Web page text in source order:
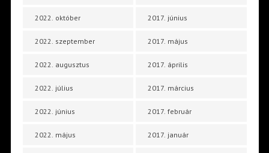
2022. október
2022. szeptember
2022. augusztus
2022. július
2022. június
2022. május
2017. június
2017. május
2017. április
2017. március
2017. február
2017. január